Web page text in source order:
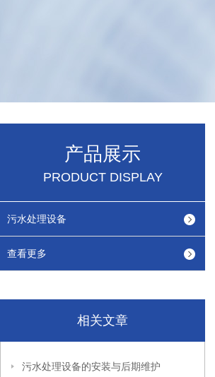
产品展示
PRODUCT DISPLAY
污水处理设备
查看更多
相关文章
污水处理设备的安装与后期维护